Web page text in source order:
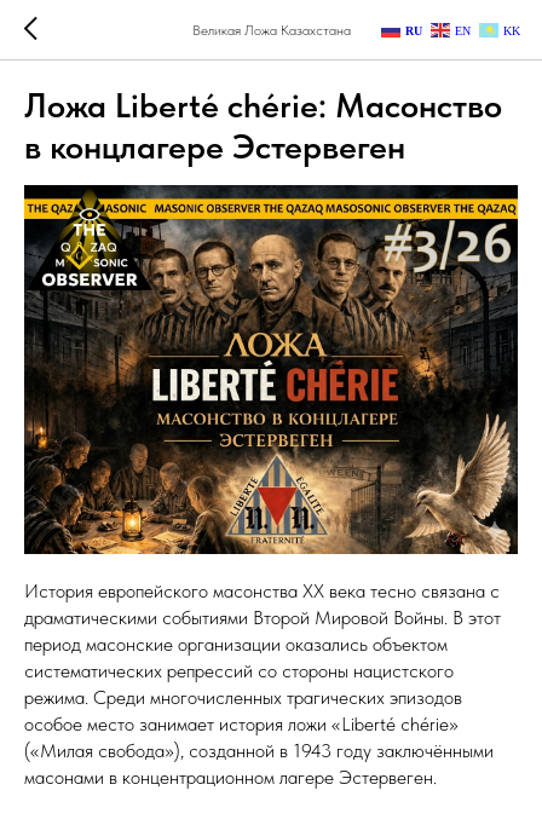
RU EN KK
Великая Ложа Казахстана
Ложа Liberté chérie: Масонство
в концлагере Эстервеген
История европейского масонства XX века тесно связана с
драматическими событиями Второй Мировой Войны. В этот
период масонские организации оказались объектом
систематических репрессий со стороны нацистского
режима. Среди многочисленных трагических эпизодов
особое место занимает история ложи «Liberté chérie»
(«Милая свобода»), созданной в 1943 году заключёнными
масонами в концентрационном лагере Эстервеген.